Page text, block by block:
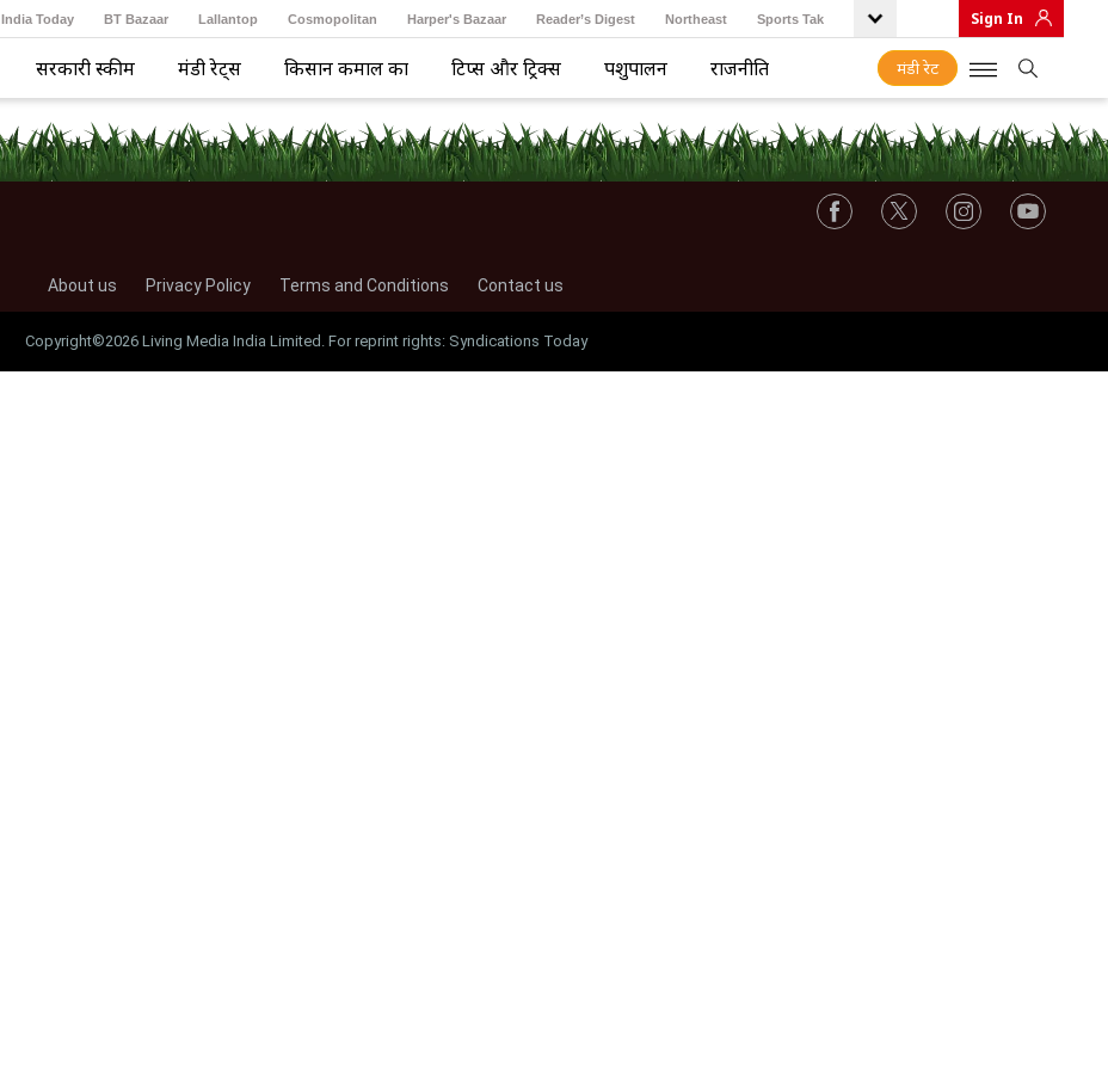
India Today BT Bazaar Lallantop Cosmopolitan Harper's Bazaar Reader’s Digest Northeast Sports Tak Sign In
सरकारी स्कीम मंडी रेट्स किसान कमाल का टिप्स और ट्रिक्स पशुपालन राजनीति मंडी रेट
About us Privacy Policy Terms and Conditions Contact us
Copyright©2026 Living Media India Limited. For reprint rights: Syndications Today